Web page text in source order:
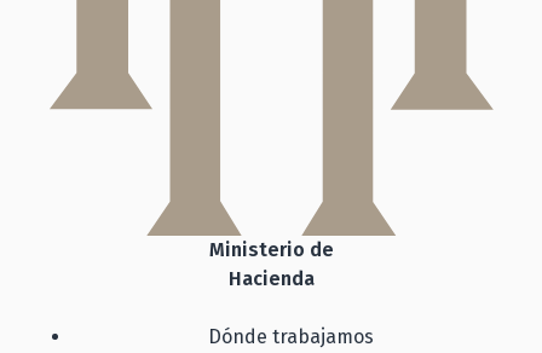
Ministerio de
Hacienda
Dónde trabajamos